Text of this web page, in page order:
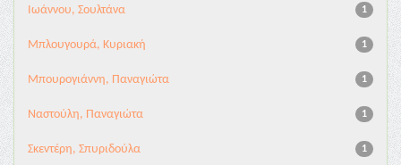
1
Ιωάννου, Σουλτάνα
1
Μπλουγουρά, Κυριακή
1
Μπουρογιάννη, Παναγιώτα
1
Ναστούλη, Παναγιώτα
1
Σκεντέρη, Σπυριδούλα